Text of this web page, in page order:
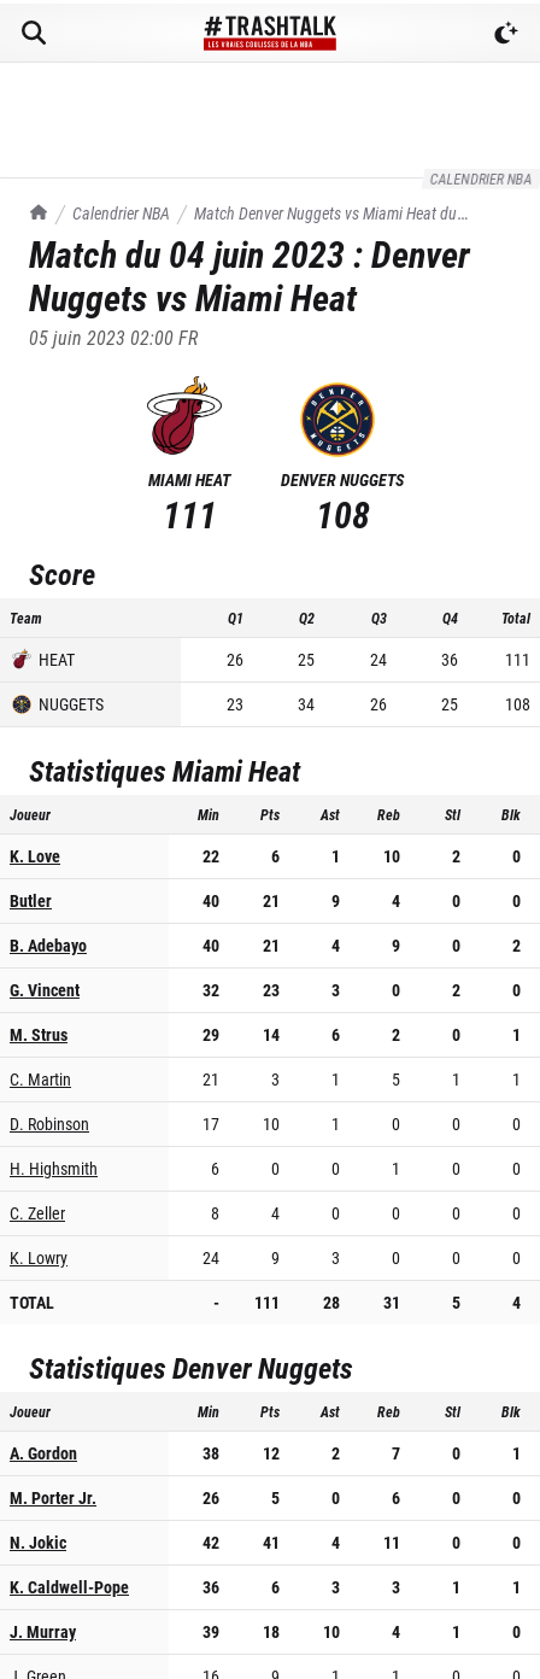
CALENDRIER NBA
TrashTalk Actu NBA
Calendrier NBA Match Denver Nuggets vsMiami Heatdu
04/06/2023
Match du 04 juin 2023:Denver
Nuggets vsMiami Heat
05 juin 2023 02:00FR
MIAMI HEAT
111
DENVER NUGGETS
108
Score
Team Q1 Q2 Q3 Q4 Total
HEAT 26 25 24 36
111
NUGGETS
23 34 26 25 108
StatistiquesMiami Heat
Joueur Min Pts Ast Reb Stl Blk
K. Love 22 6 1 10 2
0
Butler
40 21 9 4 0
0
B. Adebayo
40 21 4 9 0
2
G. Vincent
32 23 3 0 2
0
M. Strus
29 14 6 2 0
1
C. Martin
21 3 1 5 1
1
D. Robinson
17 10 1 0 0
0
H. Highsmith
6 0 0 1 0
0
C. Zeller
8 4 0 0 0
0
K. Lowry
24 9 3 0 0
0
TOTAL
- 111 28 31 5 4
StatistiquesDenver Nuggets
Joueur Min Pts Ast Reb Stl Blk
A. Gordon 38 12 2 7 0
1
M. Porter Jr.
26 5 0 6 0
0
N. Jokic
42 41 4 11 0
0
K. Caldwell-Pope
36 6 3 3 1
1
J. Murray
39 18 10 4 1
0